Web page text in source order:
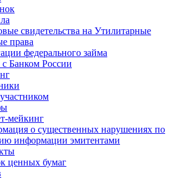
свидетельства на Утилитарные
права
федерального займа
Банком России
мейкинг
о существенных нарушениях по
информации эмитентами
ценных бумаг